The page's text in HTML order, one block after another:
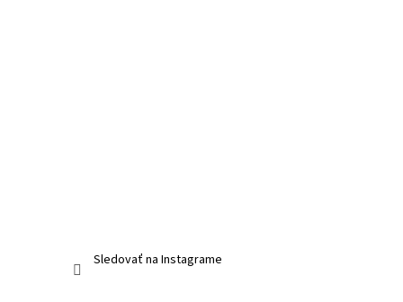
Sledovať na Instagrame